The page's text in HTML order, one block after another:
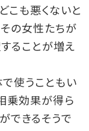
こも悪くないと
の女性たちが
ることが増え
使うこともい
乗効果が得ら
できるそうで